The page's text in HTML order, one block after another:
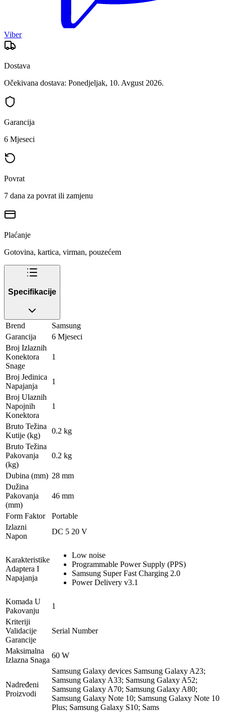
Viber
Dostava
Očekivana dostava: Ponedjeljak, 10. Avgust 2026.
Garancija
6 Mjeseci
Povrat
7 dana za povrat ili zamjenu
Plaćanje
Gotovina, kartica, virman, pouzećem
Specifikacije
Brend
Samsung
Garancija
6 Mjeseci
Broj Izlaznih
Konektora
Snage
1
Broj Jedinica
Napajanja
1
Broj Ulaznih
Napojnih
Konektora
1
Bruto Težina
Kutije (kg)
0.2 kg
Bruto Težina
Pakovanja
(kg)
0.2 kg
Dubina (mm) 28 mm
Dužina
Pakovanja
(mm)
46 mm
Form Faktor
Portable
Izlazni
Napon
DC 5 20 V
Karakteristike
Adaptera I
Napajanja
Low noise
Programmable Power Supply (PPS)
Samsung Super Fast Charging 2.0
Power Delivery v3.1
Komada U
Pakovanju
1
Kriteriji
Validacije
Garancije
Serial Number
Maksimalna
Izlazna Snaga
60 W
Nadređeni
Proizvodi
Samsung Galaxy devices Samsung Galaxy A23;
Samsung Galaxy A33; Samsung Galaxy A52;
Samsung Galaxy A70; Samsung Galaxy A80;
Samsung Galaxy Note 10; Samsung Galaxy Note 10
Plus; Samsung Galaxy S10; Sams